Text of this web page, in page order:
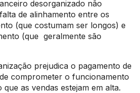
desorganizado não
de alinhamento entre os
(que costumam ser longos) e
(que geralmente são
prejudica o pagamento de
comprometer o funcionamento
que as vendas estejam em alta.